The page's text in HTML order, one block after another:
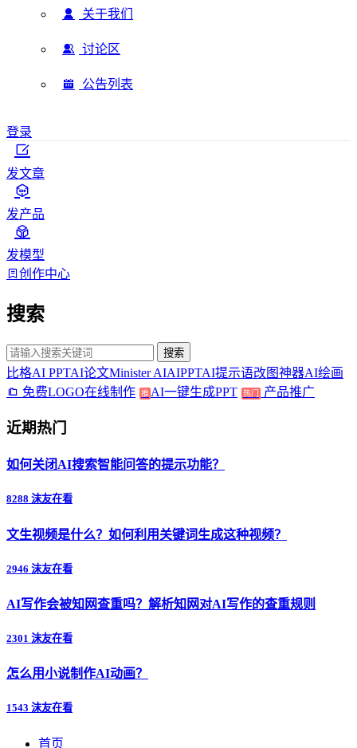
关于我们
讨论区
公告列表
登录
发文章
发产品
发模型
创作中心
搜索
搜索
比格AI PPTAI论文Minister AIAIPPTAI提示语改图神器AI绘画
免费LOGO在线制作
推 AI一键生成PPT 热门 产品推广
近期热门
如何关闭AI搜索智能问答的提示功能？
8288 沫友在看
文生视频是什么？如何利用关键词生成这种视频？
2946 沫友在看
AI写作会被知网查重吗？解析知网对AI写作的查重规则
2301 沫友在看
怎么用小说制作AI动画？
1543 沫友在看
首页